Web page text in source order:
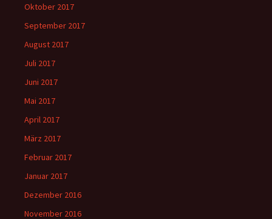
Oktober 2017
September 2017
August 2017
Juli 2017
Juni 2017
Mai 2017
April 2017
März 2017
Februar 2017
Januar 2017
Dezember 2016
November 2016